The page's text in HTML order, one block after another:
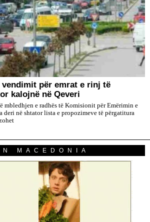
vendimit për emrat e rinj të
kalojnë në Qeveri
mbledhjen e radhës të Komisionit për Emërimin e
deri në shtator lista e propozimeve të përgatitura
MACEDONIA